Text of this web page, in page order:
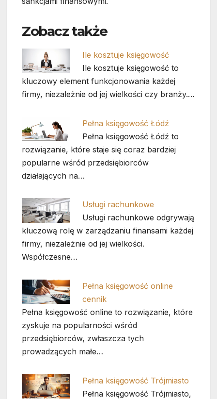
Zobacz także
Ile kosztuje księgowość
Ile kosztuje księgowość to
kluczowy element funkcjonowania każdej
firmy, niezależnie od jej wielkości czy branży.…
Pełna księgowość Łódź
Pełna księgowość Łódź to
rozwiązanie, które staje się coraz bardziej
popularne wśród przedsiębiorców
działających na…
Usługi rachunkowe
Usługi rachunkowe odgrywają
kluczową rolę w zarządzaniu finansami każdej
firmy, niezależnie od jej wielkości.
Współczesne…
Pełna księgowość online
cennik
Pełna księgowość online to rozwiązanie, które
zyskuje na popularności wśród
przedsiębiorców, zwłaszcza tych
prowadzących małe…
Pełna księgowość Trójmiasto
Pełna księgowość Trójmiasto,